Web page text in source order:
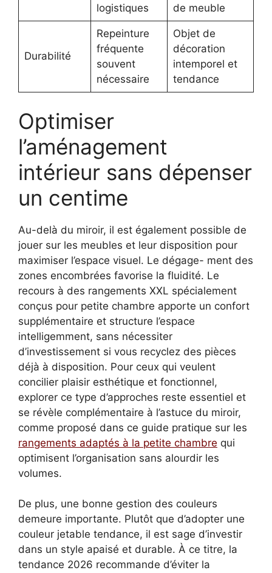
logistiques
de meuble
Durabilité
Repeinture
fréquente
souvent
nécessaire
Objet de
décoration
intemporel et
tendance
Optimiser
l’aménagement
intérieur sans dépenser
un centime
Au-delà du miroir, il est également possible de
jouer sur les meubles et leur disposition pour
maximiser l’espace visuel. Le dégage- ment des
zones encombrées favorise la fluidité. Le
recours à des rangements XXL spécialement
conçus pour petite chambre apporte un confort
supplémentaire et structure l’espace
intelligemment, sans nécessiter
d’investissement si vous recyclez des pièces
déjà à disposition. Pour ceux qui veulent
concilier plaisir esthétique et fonctionnel,
explorer ce type d’approches reste essentiel et
se révèle complémentaire à l’astuce du miroir,
comme proposé dans ce guide pratique sur les
rangements adaptés à la petite chambre qui
optimisent l’organisation sans alourdir les
volumes.
De plus, une bonne gestion des couleurs
demeure importante. Plutôt que d’adopter une
couleur jetable tendance, il est sage d’investir
dans un style apaisé et durable. À ce titre, la
tendance 2026 recommande d’éviter la